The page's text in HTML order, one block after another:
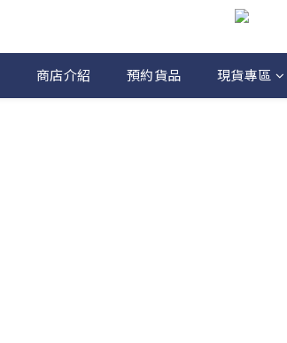
商店介紹 預約貨品 現貨專區